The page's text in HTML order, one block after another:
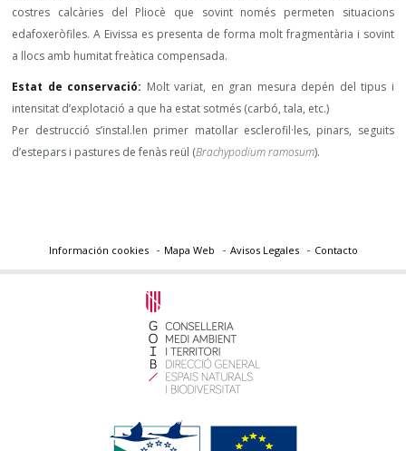
costres calcàries del Pliocè que sovint només permeten situacions
edafoxeròfiles. A Eivissa es presenta de forma molt fragmentària i sovint
a llocs amb humitat freàtica compensada.
Estat de conservació: Molt variat, en gran mesura depén del tipus i
intensitat d’explotació a que ha estat sotmés (carbó, tala, etc.)
Per destrucció s’instal.len primer matollar esclerofil·les, pinars, seguits
d’estepars i pastures de fenàs reül (Brachypodium ramosum).
Información cookies Mapa Web Avisos Legales Contacto